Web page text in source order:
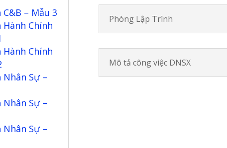
C&B – Mẫu 3
Hành Chính
Hành Chính
Nhân Sự –
Nhân Sự –
Nhân Sự –
Phòng Lập Trình
Mô tả công việc DNSX